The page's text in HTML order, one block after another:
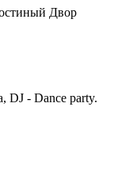
Двор
DJ - Dance party.